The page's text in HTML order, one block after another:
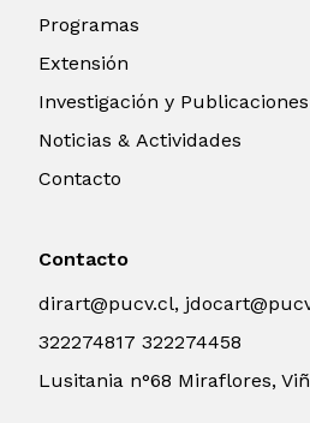
Programas
Extensión
Investigación y Publicaciones
Noticias & Actividades
Contacto
Contacto
dirart@pucv.cl,
322274817 322274458
Lusitania n°68 Miraflores,